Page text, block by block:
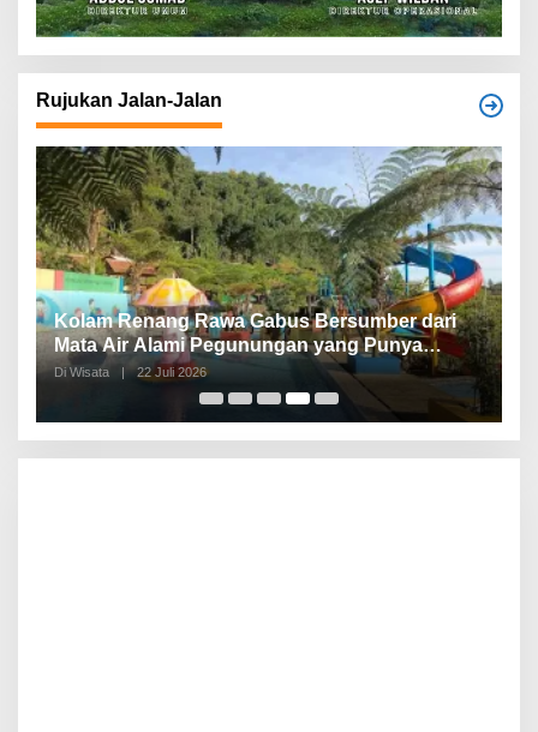
Rujukan Jalan-Jalan
Kolam Renang Rawa Gabus Bersumber dari
Mata Air Alami Pegunungan yang Punya
Pemandangan Langsung di Alam dan
Di Wisata | 22 Juli 2026